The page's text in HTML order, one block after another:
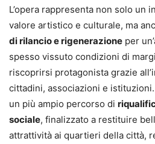
L’opera rappresenta non solo un
valore artistico e culturale, ma
di rilancio e rigenerazione per
spesso vissuto condizioni di
riscoprirsi protagonista grazie
cittadini, associazioni e
un più ampio percorso di
sociale, finalizzato a restituire
attrattività ai quartieri della città,